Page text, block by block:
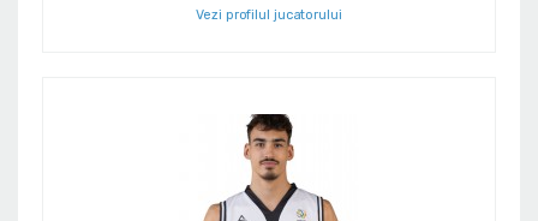
Vezi profilul jucatorului